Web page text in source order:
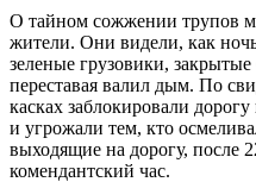
О тайном сожжении трупов
жители. Они видели, как
зеленые грузовики,
переставая валил дым. По
касках заблокировали
и угрожали тем, кто
выходящие на дорогу, после
комендантский час.